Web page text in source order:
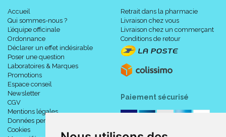
Accueil
Qui sommes-nous ?
L’équipe officinale
Ordonnance
Déclarer un effet indésirable
Poser une question
Laboratoires & Marques
Promotions
Espace conseil
Newsletter
CGV
Mentions légales
Données personnelles
Cookies
Retrait dans la pharmacie
Livraison chez vous
Livraison chez un commerçant
Conditions de retour
Paiement sécurisé